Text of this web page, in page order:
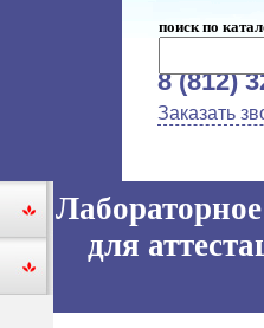
поиск по
8 (812)
Заказать
для